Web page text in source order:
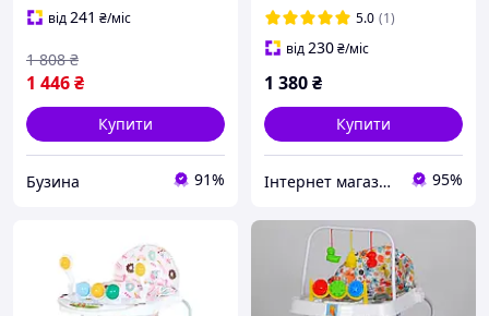
від241 ₴/міс
1 446₴
1 808 ₴
Купити
Бузина 91%
кг
5.0 (1)
від230₴/міс
1 380₴
Купити
Інтернет магазин дитячих товарів Sophie-shop 95%